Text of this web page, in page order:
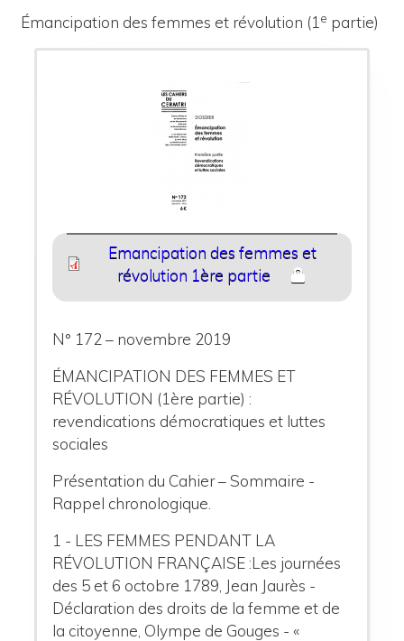
Émancipation des femmes et révolution (1e partie)
Emancipation des femmes et
révolution 1ère partie
N° 172 – novembre 2019
ÉMANCIPATION DES FEMMES ET
RÉVOLUTION (1ère partie) :
revendications démocratiques et luttes
sociales
Présentation du Cahier – Sommaire -
Rappel chronologique.
1 - LES FEMMES PENDANT LA
RÉVOLUTION FRANÇAISE :Les journées
des 5 et 6 octobre 1789, Jean Jaurès -
Déclaration des droits de la femme et de
la citoyenne, Olympe de Gouges - «